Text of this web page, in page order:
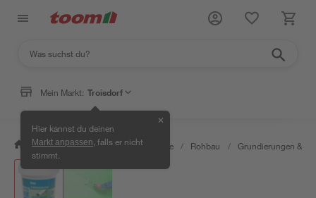
Mein Markt: Troisdorf
Hier kannst du deinen
Markt anpassen , falls er nicht
stimmt.
✕
/ Bauen & Renovieren / Baustoffe / Rohbau / Grundierungen &